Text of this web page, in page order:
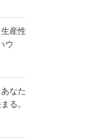
産性
ウ
なた
る。